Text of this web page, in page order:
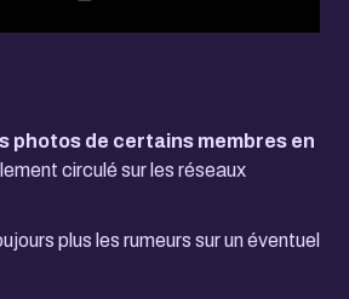
photos de certains membres en
circulé sur les réseaux
plus les rumeurs sur un éventuel